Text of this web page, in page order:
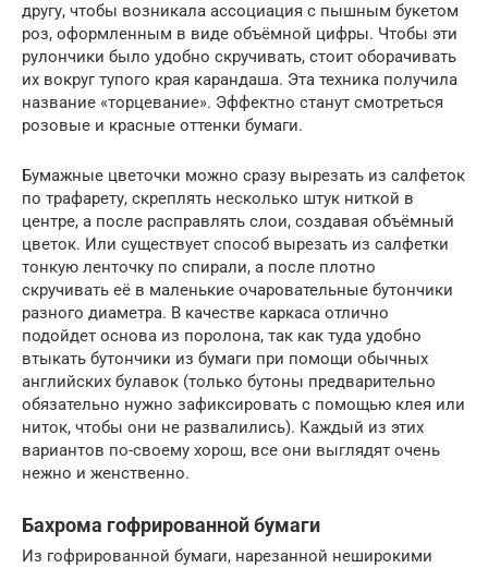
другу, чтобы возникала ассоциация с пышным букетом
роз, оформленным в виде объёмной цифры. Чтобы эти
рулончики было удобно скручивать, стоит оборачивать
их вокруг тупого края карандаша. Эта техника получила
название «торцевание». Эффектно станут смотреться
розовые и красные оттенки бумаги.
Бумажные цветочки можно сразу вырезать из салфеток
по трафарету, скреплять несколько штук ниткой в
центре, а после расправлять слои, создавая объёмный
цветок. Или существует способ вырезать из салфетки
тонкую ленточку по спирали, а после плотно
скручивать её в маленькие очаровательные бутончики
разного диаметра. В качестве каркаса отлично
подойдет основа из поролона, так как туда удобно
втыкать бутончики из бумаги при помощи обычных
английских булавок (только бутоны предварительно
обязательно нужно зафиксировать с помощью клея или
ниток, чтобы они не развалились). Каждый из этих
вариантов по-своему хорош, все они выглядят очень
нежно и женственно.
Бахрома гофрированной бумаги
Из гофрированной бумаги, нарезанной неширокими